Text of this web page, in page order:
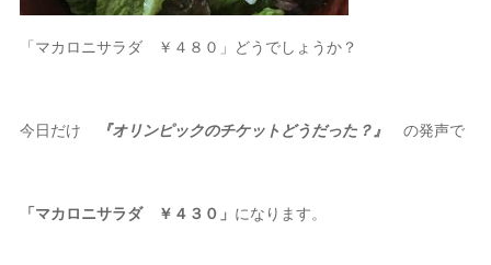
「マカロニサラダ ￥４８０」どうでしょうか？
今日だけ 『オリンピックのチケットどうだった？ 』 の発声で
「マカロニサラダ ￥４３０」 になります。